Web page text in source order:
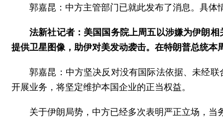
郭嘉昆：中方主管部门已就此发布了消息。具体
法新社记者：美国国务院上周五以涉嫌为伊朗
提供卫星图像，助伊对美发动袭击。在特朗普总统
郭嘉昆：中方坚决反对没有国际法依据、未经
开展业务，将坚定维护本国企业的正当权益。
关于伊朗局势，中方已经多次表明严正立场，